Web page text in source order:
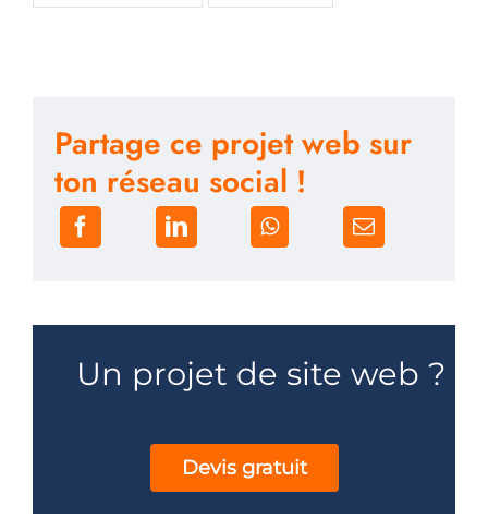
Partage ce projet web sur
ton réseau social !
Un projet de site web ?
Devis gratuit